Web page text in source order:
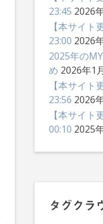
23:45 2026
【本サイト
23:00 2026
2025年の
め 2026年1
【本サイト
23:56 2026
【本サイ
00:10 2025
タグクラ